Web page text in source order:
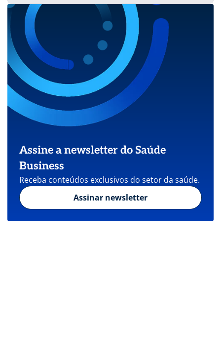
Assine a newsletter do Saúde
Business
Receba conteúdos exclusivos do setor da saúde.
Assinar newsletter